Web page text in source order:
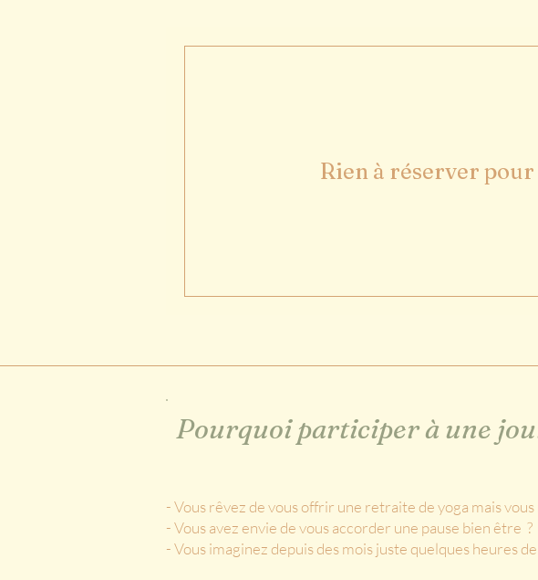
Rien à réserver
Pourquoi participer à une
- Vous rêvez de vous offrir une retraite de yoga mais
- Vous avez envie de vous accorder une pause bien être ?
- Vous imaginez depuis des mois juste quelques heures